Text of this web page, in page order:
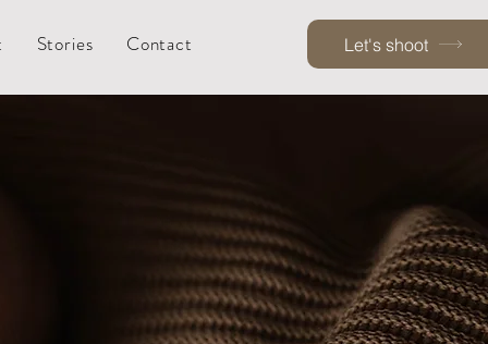
Stories Contact Let's shoot